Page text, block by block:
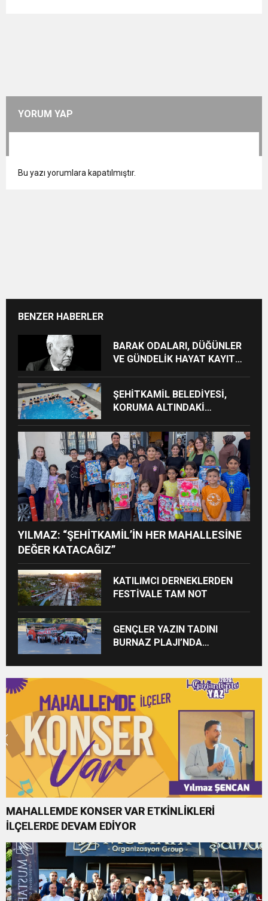
YORUM YAP
Bu yazı yorumlara kapatılmıştır.
BENZER HABERLER
BARAK ODALARI, DÜĞÜNLER
VE GÜNDELİK HAYAT KAYIT
ŞEHİTKAMİL BELEDİYESİ,
KORUMA ALTINDAKİ
BULUŞTURUYOR
YILMAZ: “ŞEHİTKAMİL’İN HER MAHALLESİNE
DEĞER KATACAĞIZ”
KATILIMCI DERNEKLERDEN
FESTİVALE TAM NOT
GENÇLER YAZIN TADINI
BURNAZ PLAJI’NDA
MAHALLEMDE KONSER VAR ETKİNLİKLERİ
İLÇELERDE DEVAM EDİYOR